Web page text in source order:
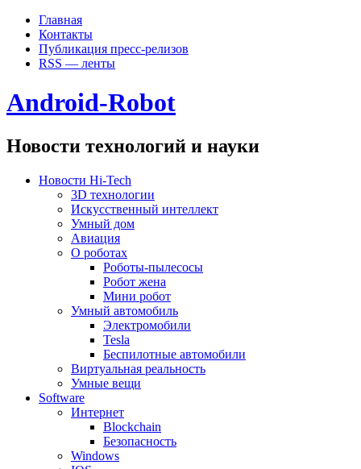
Главная
Контакты
Публикация пресс-релизов
RSS — ленты
Android-Robot
Новости технологий и науки
Новости Hi-Tech
3D технологии
Искусственный интеллект
Умный дом
Авиация
О роботах
Роботы-пылесосы
Робот жена
Мини робот
Умный автомобиль
Электромобили
Tesla
Беспилотные автомобили
Виртуальная реальность
Умные вещи
Software
Интернет
Blockchain
Безопасность
Windows